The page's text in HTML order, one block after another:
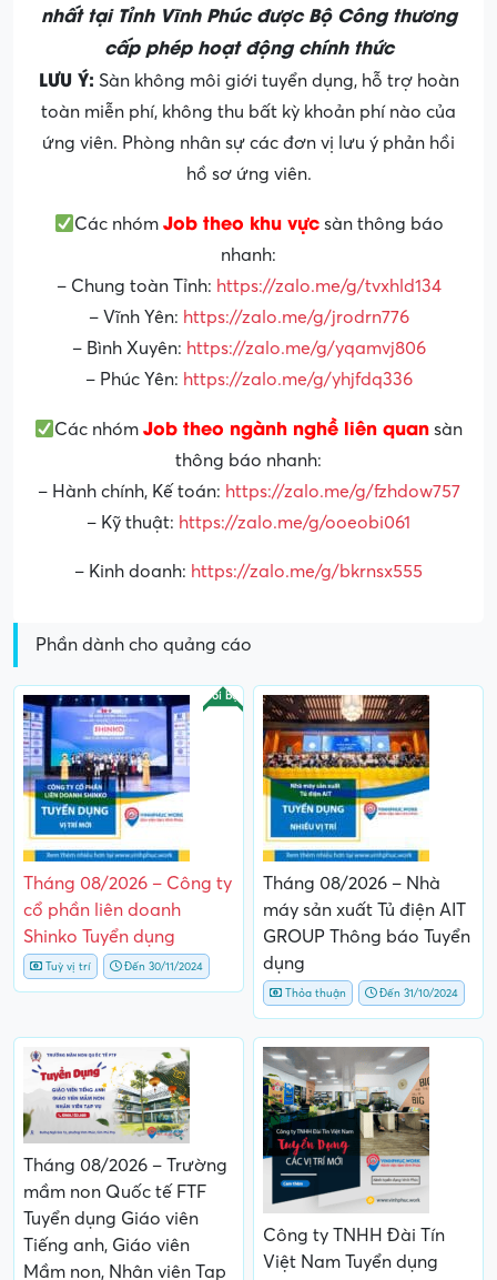
nhất tại Tỉnh Vĩnh Phúc được Bộ Công thương
cấp phép hoạt động chính thức
LƯU Ý: Sàn không môi giới tuyển dụng, hỗ trợ hoàn
toàn miễn phí, không thu bất kỳ khoản phí nào của
ứng viên. Phòng nhân sự các đơn vị lưu ý phản hồi
hồ sơ ứng viên.
Các nhóm Job theo khu vựcsàn thông báo
nhanh:
– Chung toàn Tỉnh: https://zalo.me/g/tvxhld134
– Vĩnh Yên: https://zalo.me/g/jrodrn776
– Bình Xuyên: https://zalo.me/g/yqamvj806
– Phúc Yên: https://zalo.me/g/yhjfdq336
Các nhómJob theo ngành nghề liên quan sàn
thông báo nhanh:
– Hành chính, Kế toán: https://zalo.me/g/fzhdow757
– Kỹ thuật: https://zalo.me/g/ooeobi061
– Kinh doanh: https://zalo.me/g/bkrnsx555
Phần dành cho quảng cáo
Nổi bật
Tháng 08/2026 – Công ty
cổ phần liên doanh
Shinko Tuyển dụng
Tuỳ vị trí Đến 30/11/2024
Tháng 08/2026 – Nhà
máy sản xuất Tủ điện AIT
GROUP Thông báo Tuyển
dụng
Thỏa thuận Đến 31/10/2024
Tháng 08/2026 – Trường
mầm non Quốc tế FTF
Tuyển dụng Giáo viên
Tiếng anh, Giáo viên
Mầm non, Nhân viên Tạp
Công ty TNHH Đài Tín
Việt Nam Tuyển dụng